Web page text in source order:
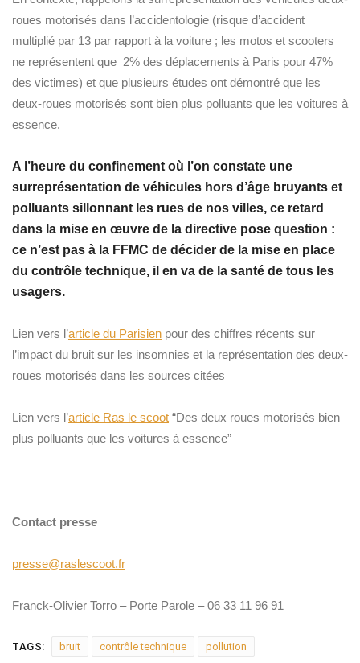
roues motorisés dans l’accidentologie (risque d’accident
multiplié par 13 par rapport à la voiture ; les motos et scooters
ne représentent que 2% des déplacements à Paris pour 47%
des victimes) et que plusieurs études ont démontré que les
deux-roues motorisés sont bien plus polluants que les voitures à
essence.
A l’heure du confinement où l’on constate une
surreprésentation de véhicules hors d’âge bruyants et
polluants sillonnant les rues de nos villes, ce retard
dans la mise en œuvre de la directive pose question :
ce n’est pas à la FFMC de décider de la mise en place
du contrôle technique, il en va de la santé de tous les
usagers.
Lien vers l’article du Parisien pour des chiffres récents sur
l’impact du bruit sur les insomnies et la représentation des deux-
roues motorisés dans les sources citées
Lien vers l’article Ras le scoot “Des deux roues motorisés bien
plus polluants que les voitures à essence”
Contact presse
presse@raslescoot.fr
Franck-Olivier Torro – Porte Parole – 06 33 11 96 91
TAGS: bruit contrôle technique pollution